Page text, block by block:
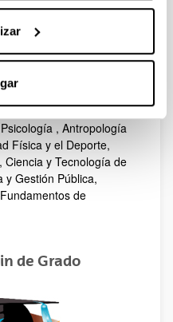
indígenas
alumnado de la
Psicología , Antropología
Física y el Deporte,
Ciencia y Tecnología de
y Gestión Pública,
de
de Grado